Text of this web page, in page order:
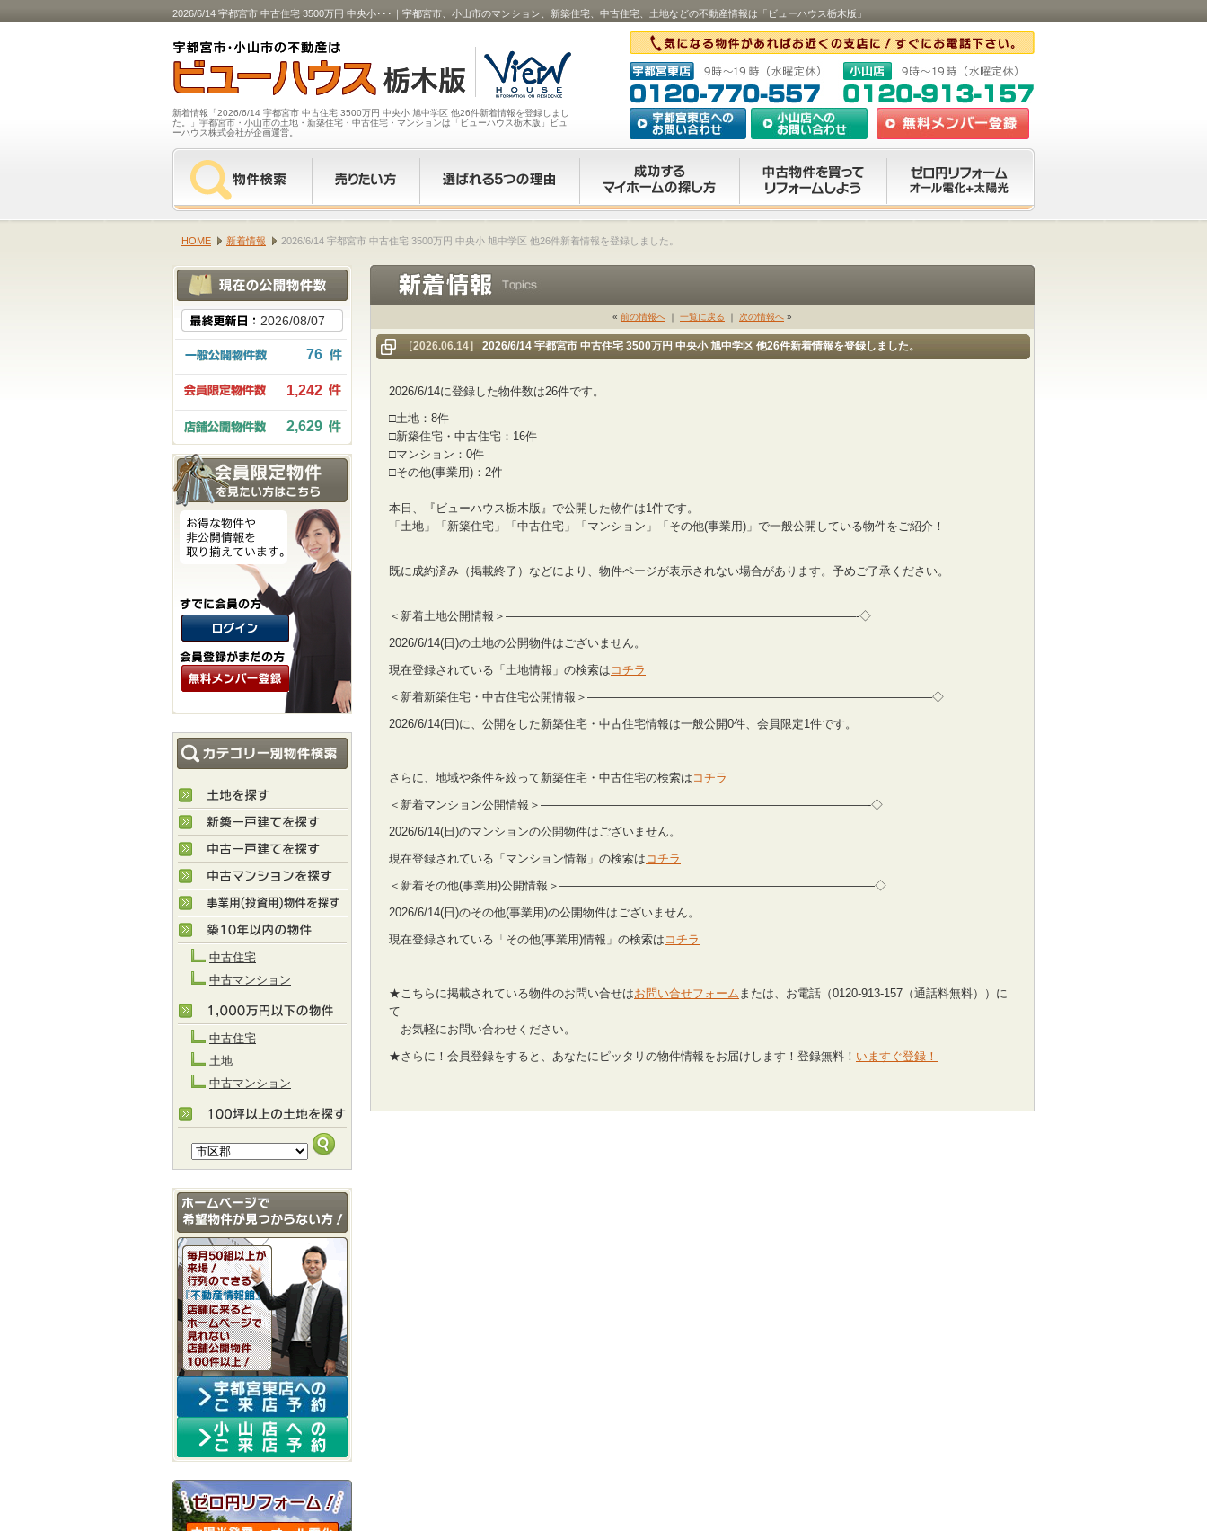
2026/6/14 宇都宮市 中古住宅 3500万円 中央小･･･｜宇都宮市、小山市のマンション、新築住宅、中古住宅、土地などの不動産情報は「ビューハウス栃木版」
新着情報「2026/6/14 宇都宮市 中古住宅 3500万円 中央小 旭中学区 他26件新着情報を登録しまし
た。」宇都宮市・小山市の土地・新築住宅・中古住宅・マンションは「ビューハウス栃木版」ビュ
ーハウス株式会社が企画運営。
HOME 新着情報 2026/6/14 宇都宮市 中古住宅 3500万円 中央小 旭中学区 他26件新着情報を登録しました。
« 前の情報へ ｜ 一覧に戻る ｜ 次の情報へ »
［2026.06.14］ 2026/6/14 宇都宮市 中古住宅 3500万円 中央小 旭中学区 他26件新着情報を登録しました。
2026/6/14に登録した物件数は26件です。
□土地：8件
□新築住宅・中古住宅：16件
□マンション：0件
□その他(事業用)：2件
本日、『ビューハウス栃木版』で公開した物件は1件です。
「土地」「新築住宅」「中古住宅」「マンション」「その他(事業用)」で一般公開している物件をご紹介！
既に成約済み（掲載終了）などにより、物件ページが表示されない場合があります。予めご了承ください。
＜新着土地公開情報＞——————————————————————————————-◇
2026/6/14(日)の土地の公開物件はございません。
現在登録されている「土地情報」の検索は コチラ
＜新着新築住宅・中古住宅公開情報＞—————————————————————————————–◇
2026/6/14(日)に、公開をした新築住宅・中古住宅情報は一般公開0件、会員限定1件です。
さらに、地域や条件を絞って新築住宅・中古住宅の検索は コチラ
＜新着マンション公開情報＞————————————————————————————-◇
2026/6/14(日)のマンションの公開物件はございません。
現在登録されている「マンション情報」の検索は コチラ
＜新着その他(事業用)公開情報＞———————————————————————————◇
2026/6/14(日)のその他(事業用)の公開物件はございません。
現在登録されている「その他(事業用)情報」の検索は コチラ
★こちらに掲載されている物件のお問い合せはお問い合せフォーム または、お電話（0120-913-157（通話料無料））に
て
お気軽にお問い合わせください。
★さらに！会員登録をすると、あなたにピッタリの物件情報をお届けします！登録無料！ いますぐ登録！
2026/08/07
76
1,242
2,629
中古住宅
中古マンション
中古住宅
土地
中古マンション